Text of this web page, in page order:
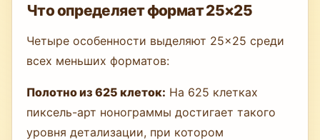
Что определяет формат 25×25
Четыре особенности выделяют 25×25 среди
всех меньших форматов:
Полотно из 625 клеток: На 625 клетках
пиксель-арт нонограммы достигает такого
уровня детализации, при котором